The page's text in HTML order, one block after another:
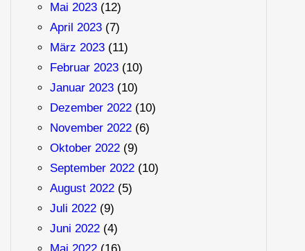
Mai 2023(12)
April 2023(7)
März 2023(11)
Februar 2023(10)
Januar 2023(10)
Dezember 2022(10)
November 2022(6)
Oktober 2022(9)
September 2022(10)
August 2022(5)
Juli 2022(9)
Juni 2022(4)